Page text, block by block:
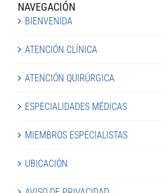
NAVEGACIÓN
BIENVENIDA
ATENCIÓN CLÍNICA
ATENCIÓN QUIRÚRGICA
ESPECIALIDADES MÉDICAS
MIEMBROS ESPECIALISTAS
UBICACIÓN